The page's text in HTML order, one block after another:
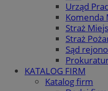
Urząd
Komenda
Straż
Straż
Sąd
KATALOG FIRM
Katalog firm